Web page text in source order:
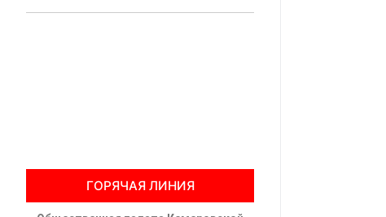
ГОРЯЧАЯ ЛИНИЯ